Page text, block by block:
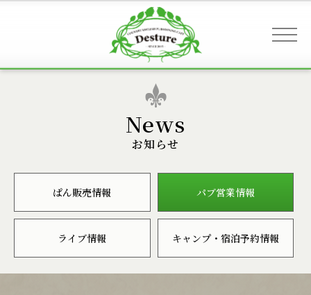
お知らせ
ギャラリー
お知らせ
ぱん販売情報 パブ営業情報
ライブ情報 キャンプ・宿泊予約情報